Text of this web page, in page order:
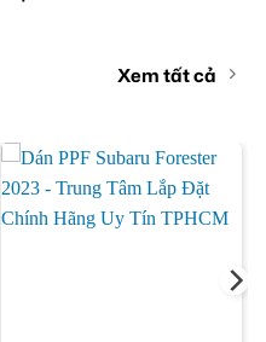
Xem tất cả